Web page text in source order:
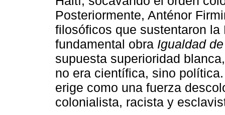
Posteriormente, Anténor
filosóficos que sustentaron
fundamental obra Igualdad
supuesta superioridad
no era científica, sino
erige como una fuerza
colonialista, racista y